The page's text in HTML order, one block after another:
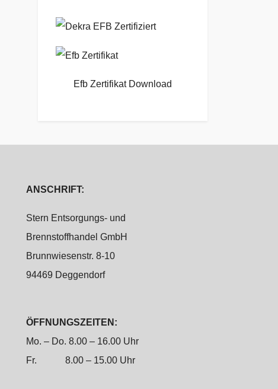
Efb Zertifikat Download
ANSCHRIFT:
Stern Entsorgungs- und
Brennstoffhandel GmbH
Brunnwiesenstr. 8-10
94469 Deggendorf
ÖFFNUNGSZEITEN:
Mo. – Do. 8.00 – 16.00 Uhr
Fr.
8.00 – 15.00 Uhr